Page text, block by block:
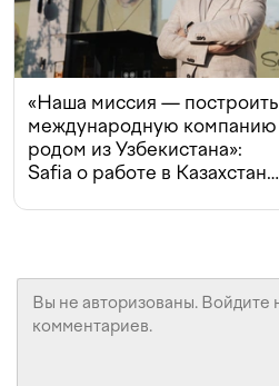
«Наша миссия — построить
международную компанию
родом из Узбекистана»:
Safia о работе в Казахстане,